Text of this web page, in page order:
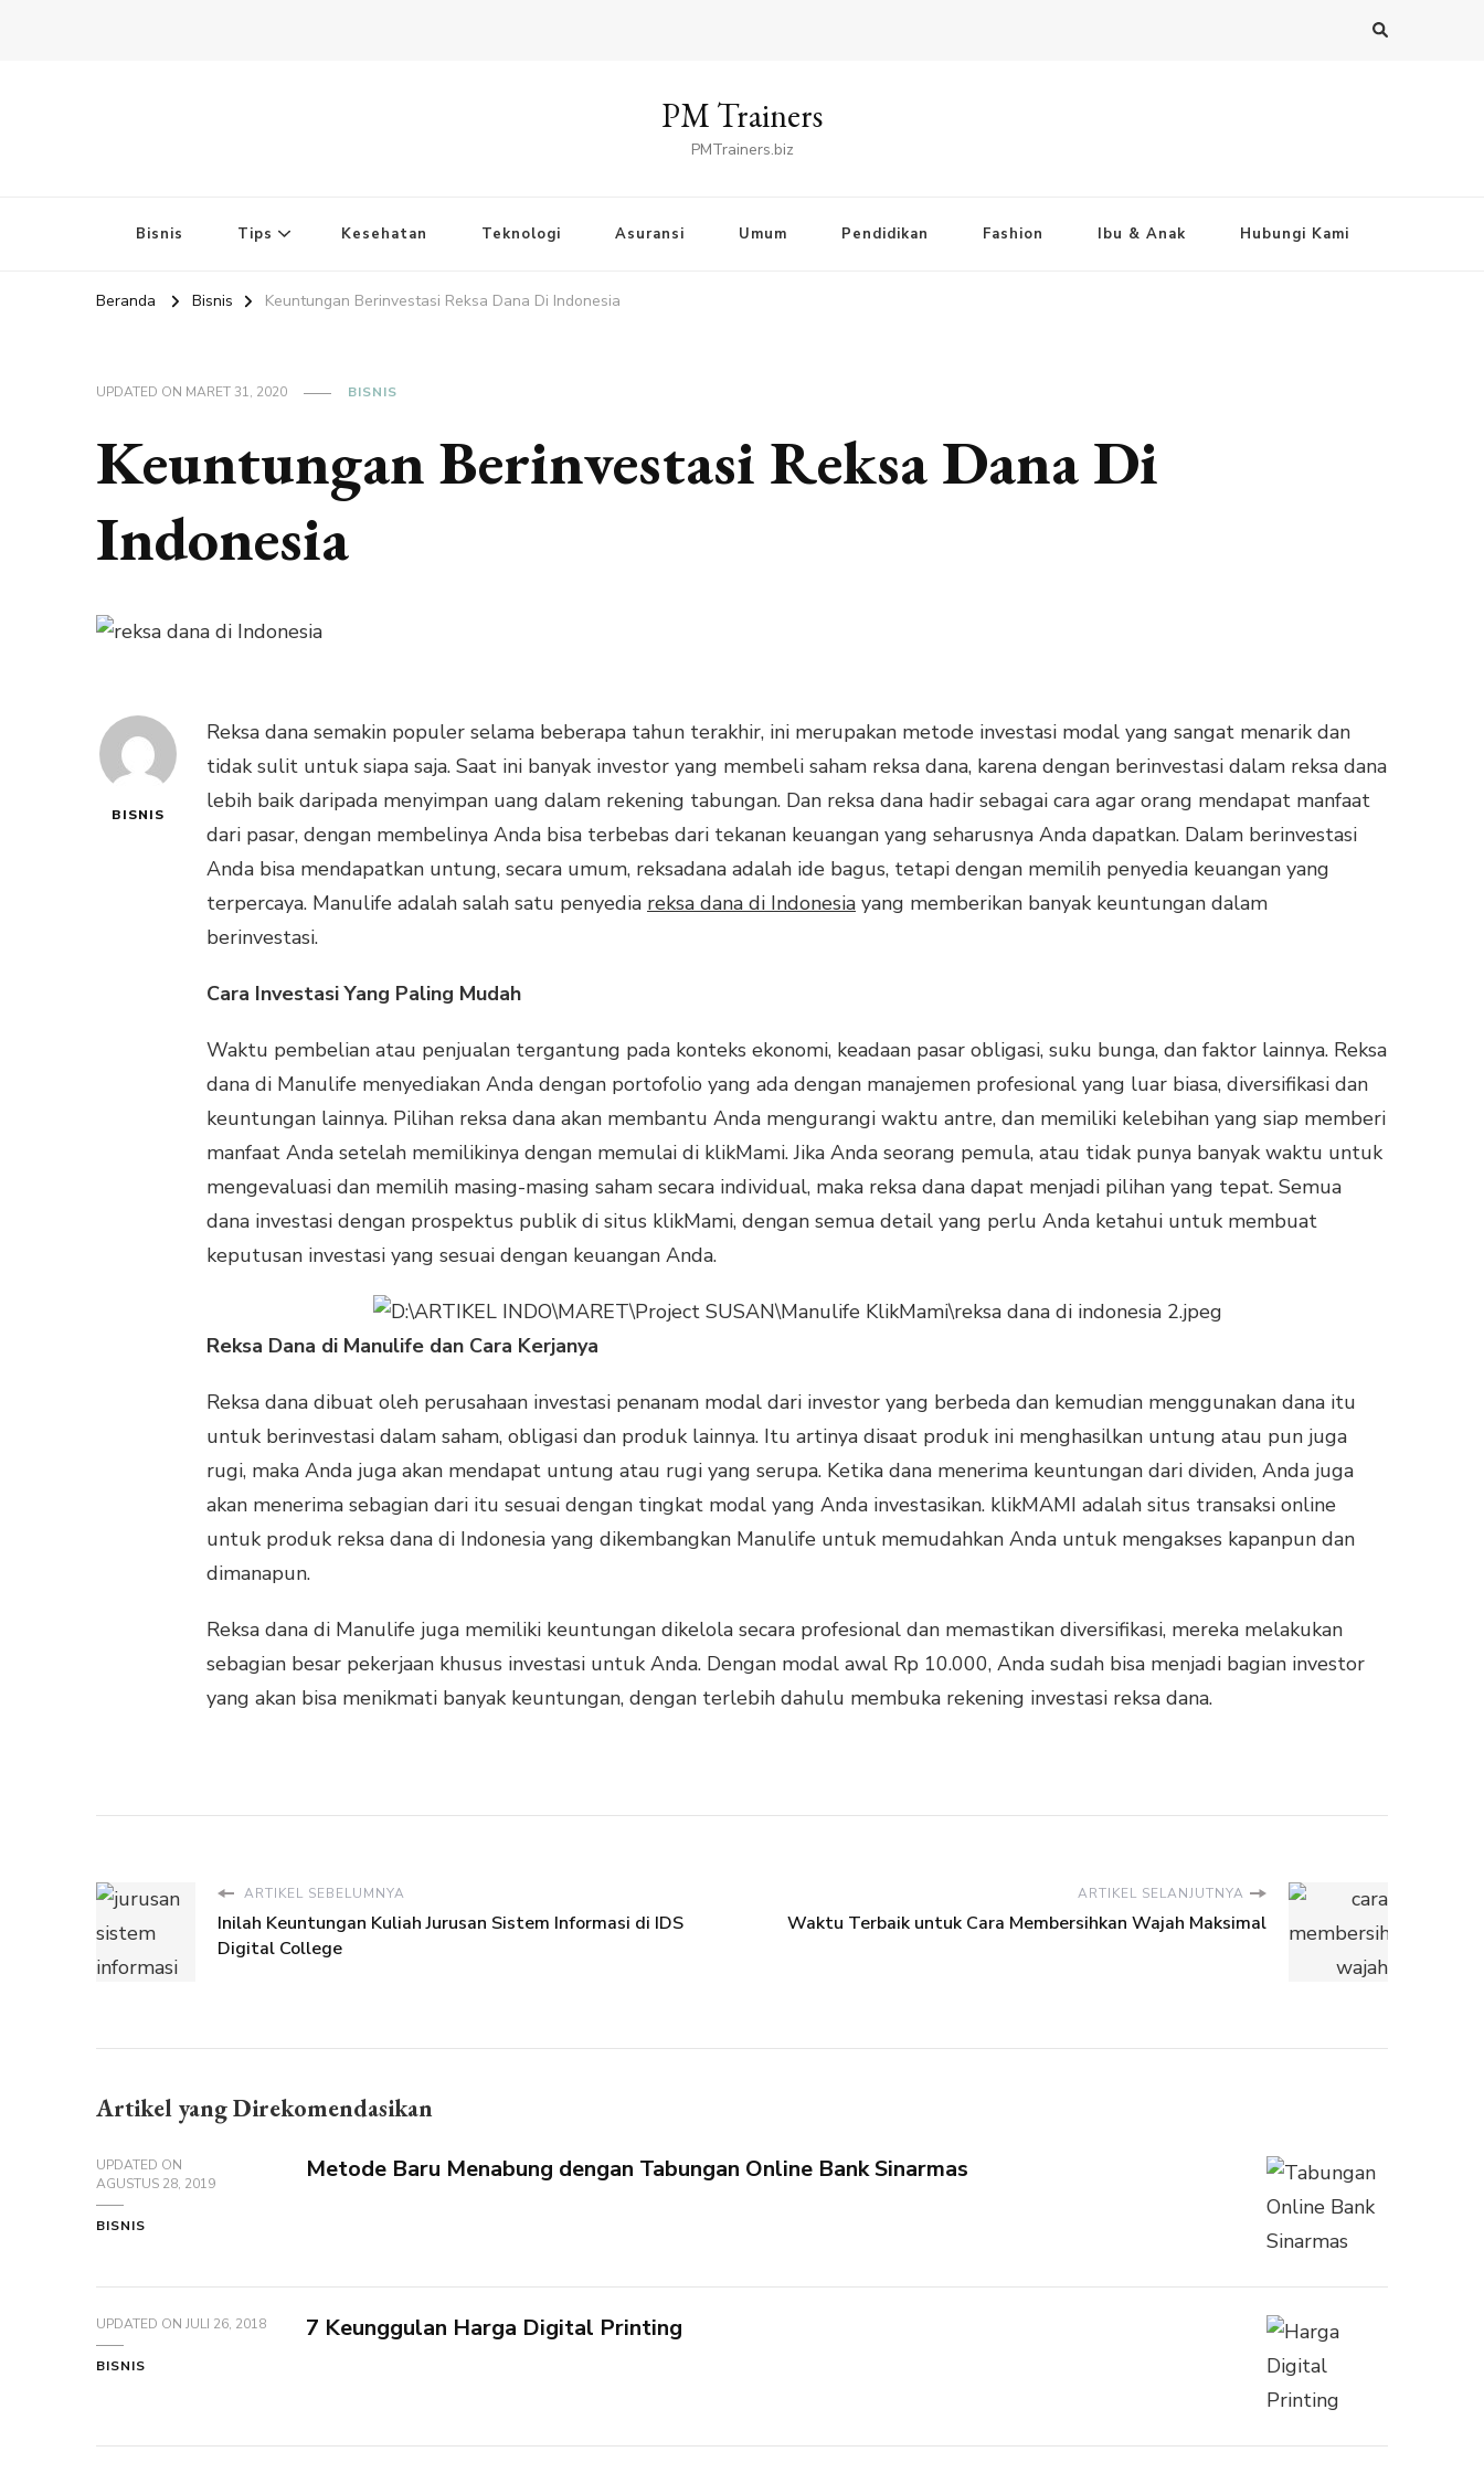
PM Trainers
PMTrainers.biz
Bisnis Tips Kesehatan Teknologi Asuransi Umum Pendidikan Fashion Ibu & Anak Hubungi Kami
Beranda Bisnis Keuntungan Berinvestasi Reksa Dana Di Indonesia
UPDATED ON MARET 31, 2020 BISNIS
Keuntungan Berinvestasi Reksa Dana Di
Indonesia
BISNIS
Reksa dana semakin populer selama beberapa tahun terakhir, ini merupakan metode investasi modal yang sangat menarik dan
tidak sulit untuk siapa saja. Saat ini banyak investor yang membeli saham reksa dana, karena dengan berinvestasi dalam reksa dana
lebih baik daripada menyimpan uang dalam rekening tabungan. Dan reksa dana hadir sebagai cara agar orang mendapat manfaat
dari pasar, dengan membelinya Anda bisa terbebas dari tekanan keuangan yang seharusnya Anda dapatkan. Dalam berinvestasi
Anda bisa mendapatkan untung, secara umum, reksadana adalah ide bagus, tetapi dengan memilih penyedia keuangan yang
terpercaya. Manulife adalah salah satu penyedia reksa dana di Indonesia yang memberikan banyak keuntungan dalam
berinvestasi.
Cara Investasi Yang Paling Mudah
Waktu pembelian atau penjualan tergantung pada konteks ekonomi, keadaan pasar obligasi, suku bunga, dan faktor lainnya. Reksa
dana di Manulife menyediakan Anda dengan portofolio yang ada dengan manajemen profesional yang luar biasa, diversifikasi dan
keuntungan lainnya. Pilihan reksa dana akan membantu Anda mengurangi waktu antre, dan memiliki kelebihan yang siap memberi
manfaat Anda setelah memilikinya dengan memulai di klikMami. Jika Anda seorang pemula, atau tidak punya banyak waktu untuk
mengevaluasi dan memilih masing-masing saham secara individual, maka reksa dana dapat menjadi pilihan yang tepat. Semua
dana investasi dengan prospektus publik di situs klikMami, dengan semua detail yang perlu Anda ketahui untuk membuat
keputusan investasi yang sesuai dengan keuangan Anda.
Reksa Dana di Manulife dan Cara Kerjanya
Reksa dana dibuat oleh perusahaan investasi penanam modal dari investor yang berbeda dan kemudian menggunakan dana itu
untuk berinvestasi dalam saham, obligasi dan produk lainnya. Itu artinya disaat produk ini menghasilkan untung atau pun juga
rugi, maka Anda juga akan mendapat untung atau rugi yang serupa. Ketika dana menerima keuntungan dari dividen, Anda juga
akan menerima sebagian dari itu sesuai dengan tingkat modal yang Anda investasikan. klikMAMI adalah situs transaksi online
untuk produk reksa dana di Indonesia yang dikembangkan Manulife untuk memudahkan Anda untuk mengakses kapanpun dan
dimanapun.
Reksa dana di Manulife juga memiliki keuntungan dikelola secara profesional dan memastikan diversifikasi, mereka melakukan
sebagian besar pekerjaan khusus investasi untuk Anda. Dengan modal awal Rp 10.000, Anda sudah bisa menjadi bagian investor
yang akan bisa menikmati banyak keuntungan, dengan terlebih dahulu membuka rekening investasi reksa dana.
ARTIKEL SEBELUMNYA
Inilah Keuntungan Kuliah Jurusan Sistem Informasi di IDS
Digital College
ARTIKEL SELANJUTNYA
Waktu Terbaik untuk Cara Membersihkan Wajah Maksimal
Artikel yang Direkomendasikan
UPDATED ON
AGUSTUS 28, 2019
BISNIS
Metode Baru Menabung dengan Tabungan Online Bank Sinarmas
UPDATED ON JULI 26, 2018
BISNIS
7 Keunggulan Harga Digital Printing